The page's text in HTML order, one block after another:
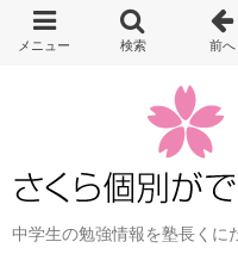
中学生の勉強情報を塾長くに